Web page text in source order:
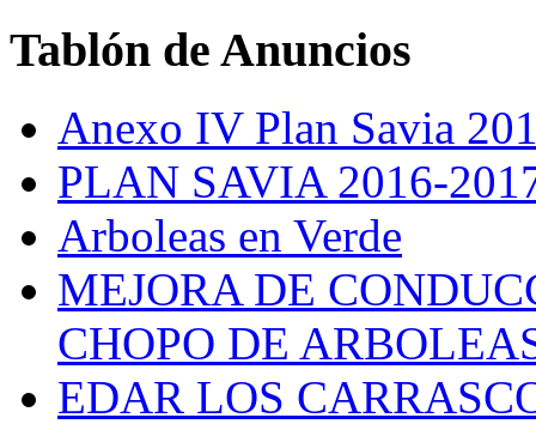
Tablón de Anuncios
Anexo IV Plan Savia
PLAN SAVIA 2016-
Arboleas en Verde
MEJORA DE
CHOPO DE
EDAR LOS